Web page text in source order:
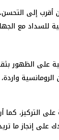
أقرب إلى
للسداد مع
على الظهور
التركيز، كما
على إنجاز ما